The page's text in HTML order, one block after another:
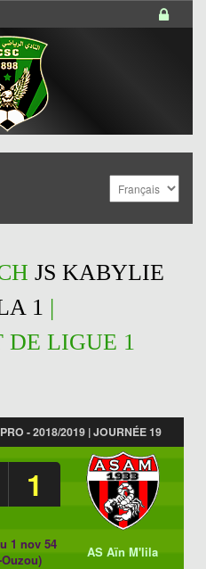
JS KABYLIE
1 |
DE LIGUE 1
- 2018/2019 | JOURNÉE 19
1
1 nov 54
AS Aïn M'lila